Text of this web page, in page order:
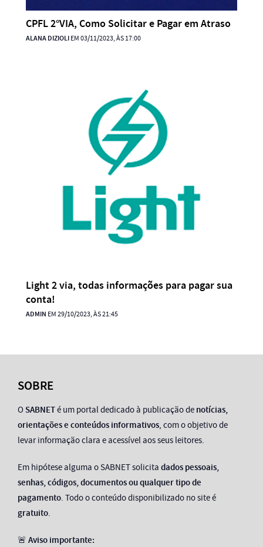
CPFL 2°VIA, Como Solicitar e Pagar em Atraso
ALANA DIZIOLIEM 03/11/2023, ÀS 17:00
Light 2 via, todas informações para pagar sua
conta!
ADMIN EM 29/10/2023, ÀS 21:45
SOBRE
O SABNETé um portal dedicado à publicação de notícias,
orientações e conteúdos informativos, com o objetivo de
levar informação clara e acessível aos seus leitores.
Em hipótese alguma o SABNET solicita dados pessoais,
senhas, códigos, documentos ou qualquer tipo de
pagamento. Todo o conteúdo disponibilizado no site é
gratuito.
🚨 Aviso importante: